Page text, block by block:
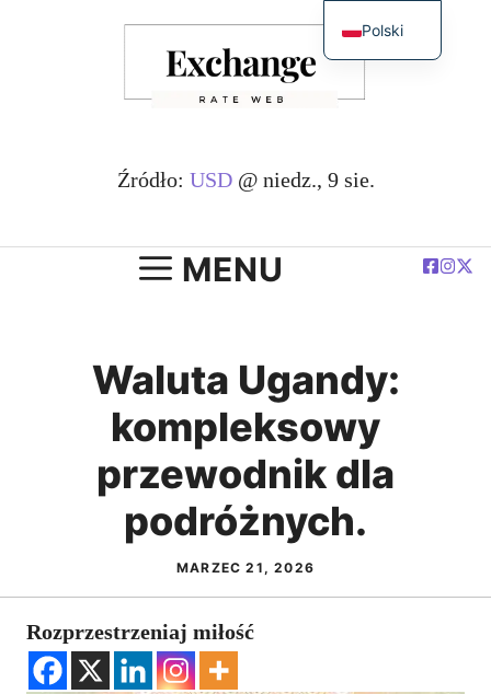
Źródło: USD@ niedz., 9 sie.
MENU
Waluta Ugandy:
kompleksowy
przewodnik dla
podróżnych.
MARZEC 21, 2026
Rozprzestrzeniaj miłość
Polski
English
简体中文
Deutsch
العربية